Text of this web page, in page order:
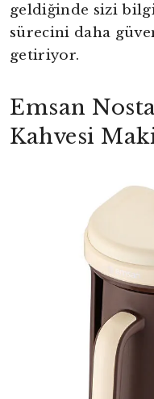
geldiğinde sizi
sürecini daha
getiriyor.
Emsan
Kahvesi